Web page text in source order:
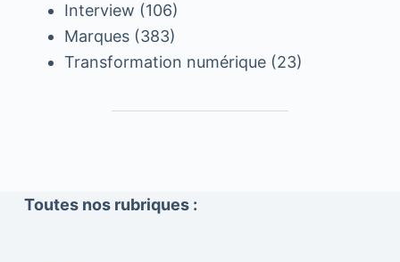
Interview (106)
Marques(383)
Transformation numérique(23)
Toutes nos rubriques :